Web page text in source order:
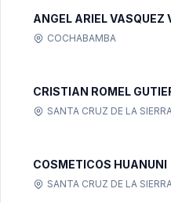
ANGEL ARIEL VASQUEZ
COCHABAMBA
CRISTIAN ROMEL
SANTA CRUZ DE LA
COSMETICOS HUANUNI
SANTA CRUZ DE LA